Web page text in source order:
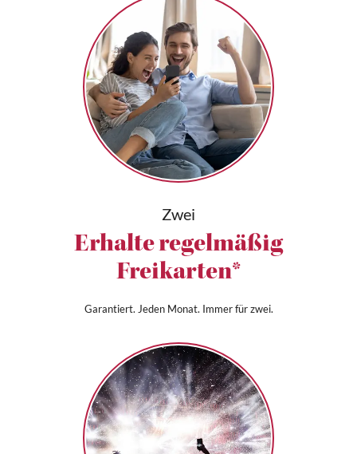
Zwei
Erhalte regelmäßig
Freikarten*
Garantiert. Jeden Monat. Immer für zwei.